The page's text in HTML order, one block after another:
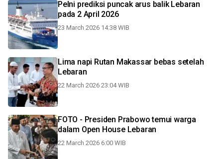
Pelni prediksi puncak arus balik Lebaran
pada 2 April 2026
23 March 2026 14:38 WIB
Lima napi Rutan Makassar bebas setelah
Lebaran
22 March 2026 23:04 WIB
FOTO - Presiden Prabowo temui warga
dalam Open House Lebaran
22 March 2026 6:00 WIB